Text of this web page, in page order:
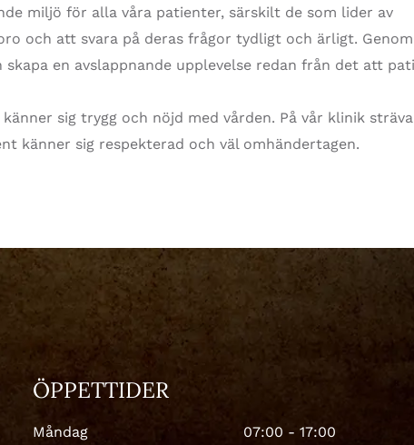
miljö för alla våra patienter, särskilt de som lider av
och att svara på deras frågor tydligt och ärligt.
en avslappnande upplevelse redan från det att
sig trygg och nöjd med vården. På vår klinik
känner sig respekterad och väl omhändertagen.
ÖPPETTIDER
Måndag 07:00 - 17:00